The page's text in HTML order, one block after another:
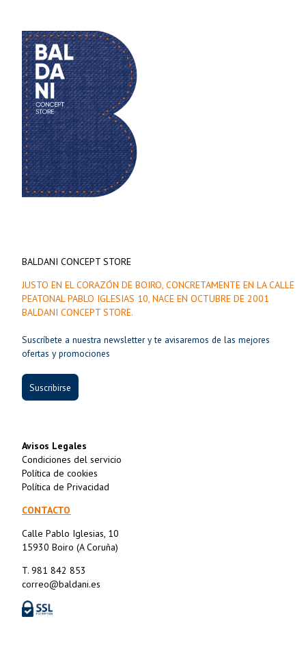
BALDANI CONCEPT STORE
JUSTO EN EL CORAZÓN DE BOIRO, CONCRETAMENTE EN LA CALLE
PEATONAL PABLO IGLESIAS 10, NACE EN OCTUBRE DE 2001
BALDANI CONCEPT STORE.
Suscríbete a nuestra newsletter y te avisaremos de las mejores
ofertas y promociones
Suscribirse
Avisos Legales
Condiciones del servicio
Política de cookies
Política de Privacidad
CONTACTO
Calle Pablo Iglesias, 10
15930 Boiro (A Coruña)
T. 981 842 853
correo@baldani.es